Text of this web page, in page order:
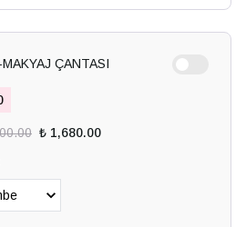
ÇANTASI
₺ 1,680.00